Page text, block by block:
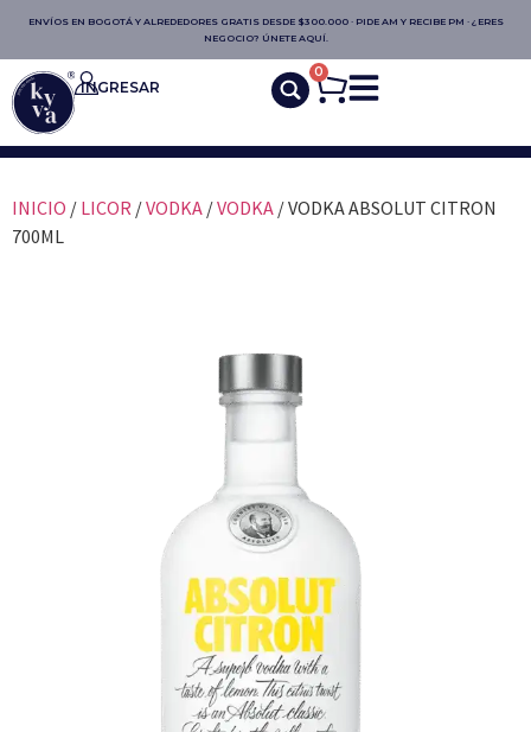
ENVÍOS EN BOGOTÁ Y ALREDEDORES GRATIS DESDE $300.000 · PIDE AM Y RECIBE PM · ¿ERES
NEGOCIO? ÚNETE AQUÍ.
INGRESAR
0
INICIO / LICOR /VODKA /VODKA / VODKA ABSOLUT CITRON
700ML